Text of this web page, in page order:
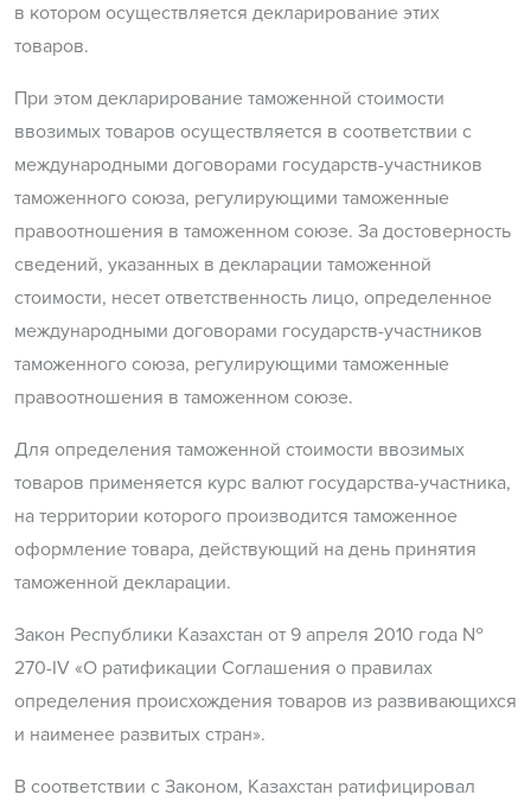
в котором осуществляется декларирование этих
товаров.
При этом декларирование таможенной стоимости
ввозимых товаров осуществляется в соответствии с
международными договорами государств-участников
таможенного союза, регулирующими таможенные
правоотношения в таможенном союзе. За достоверность
сведений, указанных в декларации таможенной
стоимости, несет ответственность лицо, определенное
международными договорами государств-участников
таможенного союза, регулирующими таможенные
правоотношения в таможенном союзе.
Для определения таможенной стоимости ввозимых
товаров применяется курс валют государства-участника,
на территории которого производится таможенное
оформление товара, действующий на день принятия
таможенной декларации.
Закон Республики Казахстан от 9 апреля 2010 года №
270-IV «О ратификации Соглашения о правилах
определения происхождения товаров из развивающихся
и наименее развитых стран».
В соответствии с Законом, Казахстан ратифицировал